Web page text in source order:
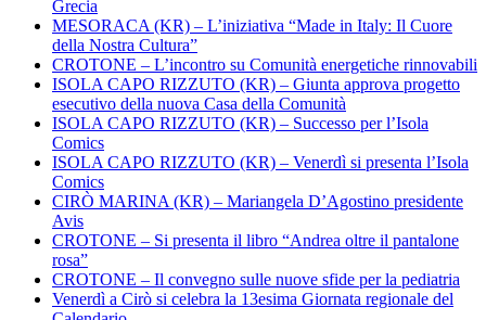
Grecia
MESORACA (KR) – L’iniziativa “Made in Italy: Il Cuore
della Nostra Cultura”
CROTONE – L’incontro su Comunità energetiche rinnovabili
ISOLA CAPO RIZZUTO (KR) – Giunta approva progetto
esecutivo della nuova Casa della Comunità
ISOLA CAPO RIZZUTO (KR) – Successo per l’Isola
Comics
ISOLA CAPO RIZZUTO (KR) – Venerdì si presenta l’Isola
Comics
CIRÒ MARINA (KR) – Mariangela D’Agostino presidente
Avis
CROTONE – Si presenta il libro “Andrea oltre il pantalone
rosa”
CROTONE – Il convegno sulle nuove sfide per la pediatria
Venerdì a Cirò si celebra la 13esima Giornata regionale del